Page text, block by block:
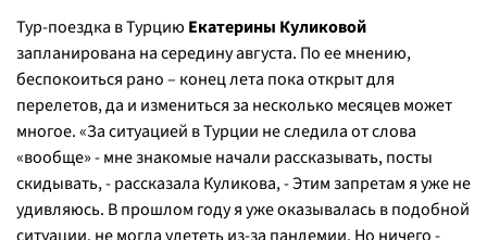
Тур-поездка в Турцию Екатерины Куликовой
запланирована на середину августа. По ее мнению,
беспокоиться рано – конец лета пока открыт для
перелетов, да и измениться за несколько месяцев может
многое. «За ситуацией в Турции не следила от слова
«вообще» - мне знакомые начали рассказывать, посты
скидывать, - рассказала Куликова, - Этим запретам я уже не
удивляюсь. В прошлом году я уже оказывалась в подобной